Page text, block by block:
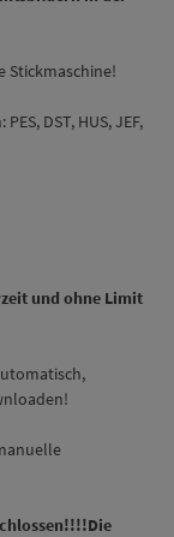
Stickmaschine!
DST, HUS, JEF,
und ohne Limit